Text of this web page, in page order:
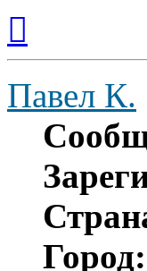
началу
Павел К.
Город: